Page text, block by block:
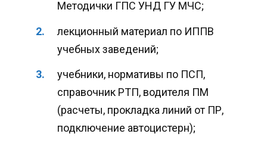
Методички ГПС УНД ГУ МЧС;
лекционный материал по ИППВ
учебных заведений;
учебники, нормативы по ПСП,
справочник РТП, водителя ПМ
(расчеты, прокладка линий от ПР,
подключение автоцистерн);